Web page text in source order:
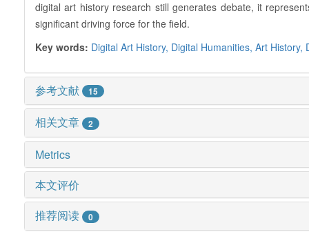
digital art history research still generates debate, it
significant driving force for the field.
Key words: Digital Art History, Digital Humanities, Art History,
参考文献 15
相关文章 2
Metrics
本文评价
推荐阅读
0